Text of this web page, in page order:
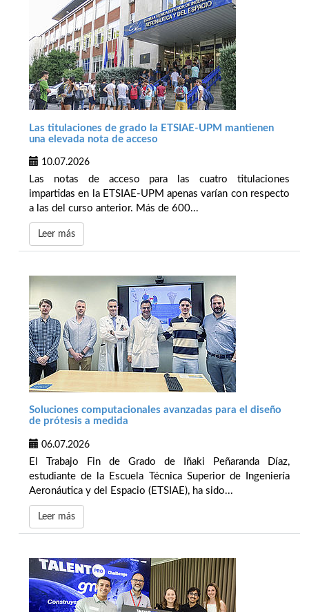
Las titulaciones de grado la ETSIAE-UPM mantienen
una elevada nota de acceso
10.07.2026
Las notas de acceso para las cuatro titulaciones
impartidas en la ETSIAE-UPM apenas varían con respecto
a las del curso anterior. Más de 600...
Leer más
Soluciones computacionales avanzadas para el diseño
de prótesis a medida
06.07.2026
El Trabajo Fin de Grado de Iñaki Peñaranda Díaz,
estudiante de la Escuela Técnica Superior de Ingeniería
Aeronáutica y del Espacio (ETSIAE), ha sido...
Leer más